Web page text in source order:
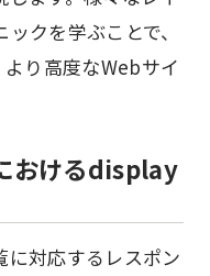
クを学ぶことで、
り高度なWebサイ
おけるdisplay
に対応するレスポン